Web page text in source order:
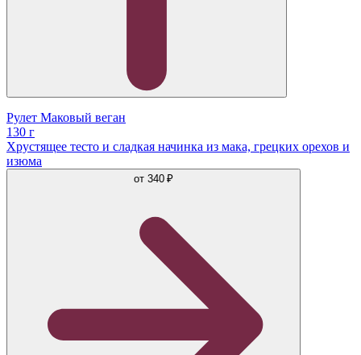
Рулет Маковый веган
130 г
Хрустящее тесто и сладкая начинка из мака, грецких орехов и
изюма
от 340 ₽